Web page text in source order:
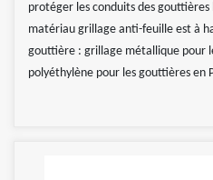
protéger les conduits des
matériau grillage anti-feuille est à
gouttière : grillage métallique pour
polyéthylène pour les gouttières en